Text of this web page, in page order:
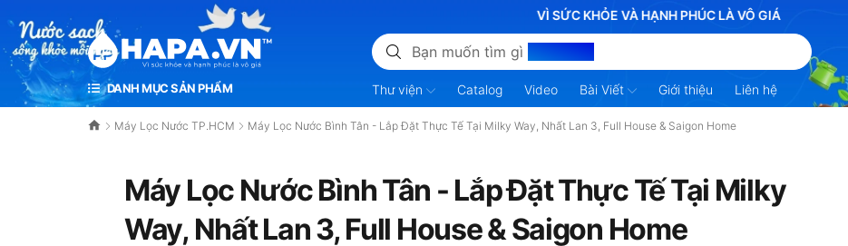
HẠNH PHÚC LÀ VÔ GIÁ VÌ SỨC KHỎE VÀ HẠNH PHÚC LÀ VÔ GIÁ
Bạn muốn tìm gì hôm nay?
DANH MỤC SẢN PHẨM Thư viện Catalog Video Bài Viết Giới thiệu Liên hệ
Máy Lọc Nước TP.HCM Máy Lọc Nước Bình Tân - Lắp Đặt Thực Tế Tại Milky Way, Nhất Lan 3, Full House & Saigon Home
Máy Lọc Nước Bình Tân - Lắp Đặt Thực Tế Tại Milky
Way, Nhất Lan 3, Full House & Saigon Home